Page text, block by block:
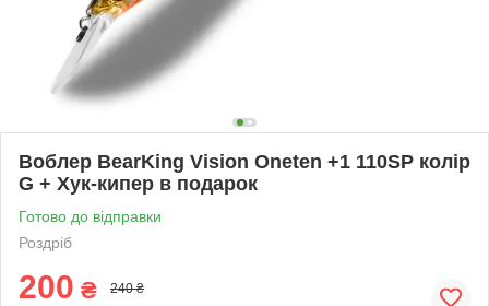
Воблер BearKing Vision Oneten +1 110SP колір
G + Хук-кипер в подарок
Готово до відправки
Роздріб
200 ₴ 240 ₴